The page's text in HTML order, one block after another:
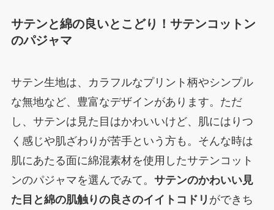
サテンと綿の良いとこどり！サテンコットン
のパジャマ
サテン生地は、カラフルなプリント柄やシンプル
な無地など、豊富なデザインがあります。ただ
し、サテンは見た目はかわいいけど、肌にはりつ
く感じや肌ざわりが苦手という方も。そんな時は
肌にあたる面に綿混素材を使用したサテンコット
ンのパジャマを選んでみて。 サテンのかわいい見
た目と綿の肌触りの良さのイイトコドリ ができち